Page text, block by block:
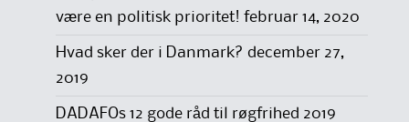
være en politisk prioritet! februar 14, 2020
Hvad sker der i Danmark? december 27,
2019
DADAFOs 12 gode råd til røgfrihed 2019